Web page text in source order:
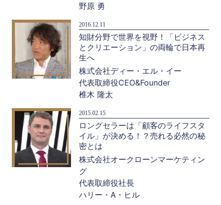
野原 勇
2016.12.11
知財分野で世界を視野！「ビジネス
とクリエーション」の両輪で日本再
生へ
株式会社ディー・エル・イー
代表取締役CEO&Founder
椎木 隆太
2015.02.15
ロングセラーは「顧客のライフスタ
イル」が決める！？売れる必然の秘
密とは
株式会社オークローンマーケティン
グ
代表取締役社長
ハリー・A・ヒル